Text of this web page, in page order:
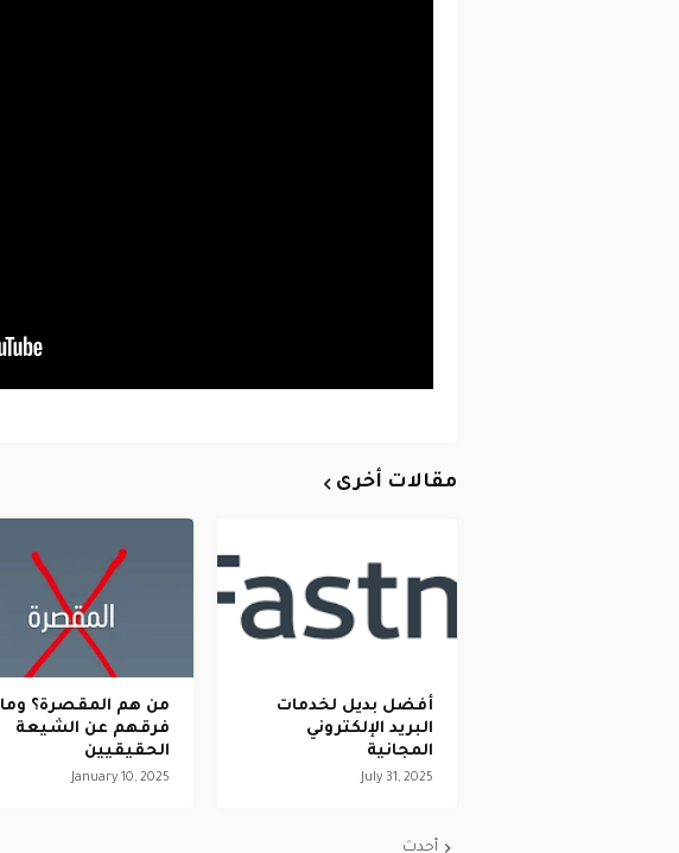
مقالات أخرى
أفضل بديل لخدمات
البريد الإلكتروني
المجانية
July 31, 2025
من هم المقصرة؟ وما
فرقهم عن الشيعة
الحقيقيين
January 10, 2025
أحدث